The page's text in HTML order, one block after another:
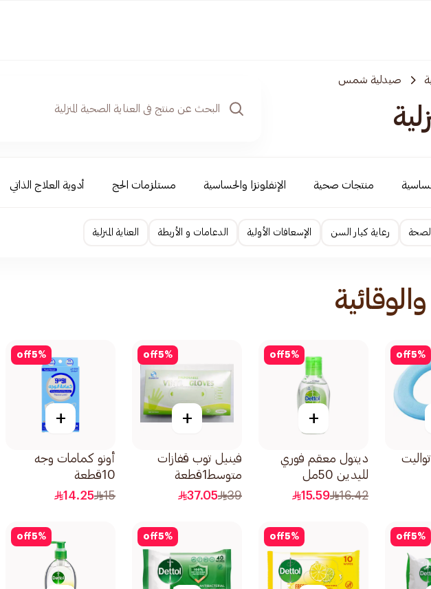
صيدلية شمس
منتجات صحية الإنفلونزا والحساسية مستلزمات الحج أدوية العلاج الذاتي
رعاية كبار السن الإسعافات الأولية الدعامات و الأربطة العناية المنزلية
5%
off
5%
off
+
ديتول معقم فوري
لليدين 50مل
16.42
15.59
5%
off
+
فينيل توب قفازات
متوسط1قطعة
39
37.05
5%
off
+
أونو كمامات وجه
10قطعة
15
14.25
5%
off
5%
off
5%
off
5%
off